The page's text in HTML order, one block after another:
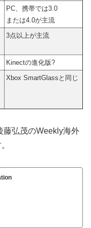
PC、携帯では3.0
または4.0が主流
3点以上が主流
Kinectの進化版?
Xbox SmartGlassと同じ
藤弘茂のWeekly海外